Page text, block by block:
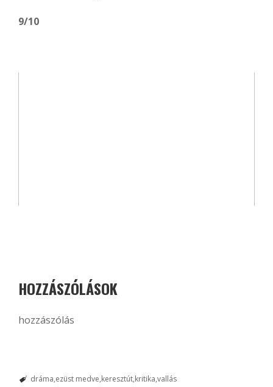
9/10
HOZZÁSZÓLÁSOK
hozzászólás
dráma ezüst medve keresztút kritika vallás